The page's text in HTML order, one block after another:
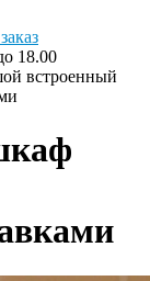
18.00
встроенный